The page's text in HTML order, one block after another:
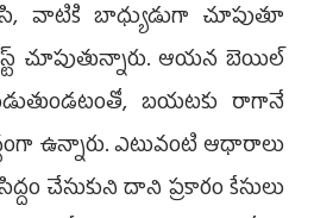
వాటికి బాధ్యుడుగా చూపుతూ
చూపుతున్నారు. ఆయన బెయిల్
బయటకు రాగానే
ఉన్నారు. ఎటువంటి ఆధారాలు
చేసుకుని దాని ప్రకారం కేసులు